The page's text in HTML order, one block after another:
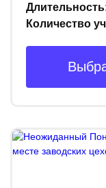
Количество